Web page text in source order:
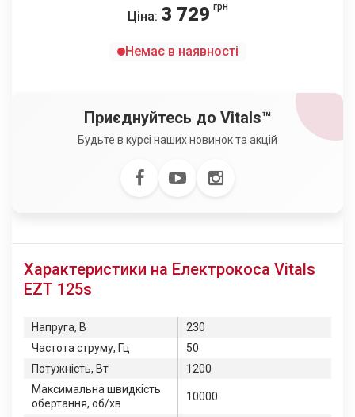
Ціна: 3 729 грн
Немає в наявності
Приєднуйтесь до Vitals™
Будьте в курсі наших новинок та акцій
Характеристики на Електрокоса Vitals
EZT 125s
Напруга, В
230
Частота струму, Гц
50
Потужність, Вт
1200
Максимальна швидкість
обертання, об/хв
10000